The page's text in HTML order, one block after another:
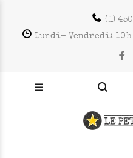
(1)
Lundi- Vendredi: 10h